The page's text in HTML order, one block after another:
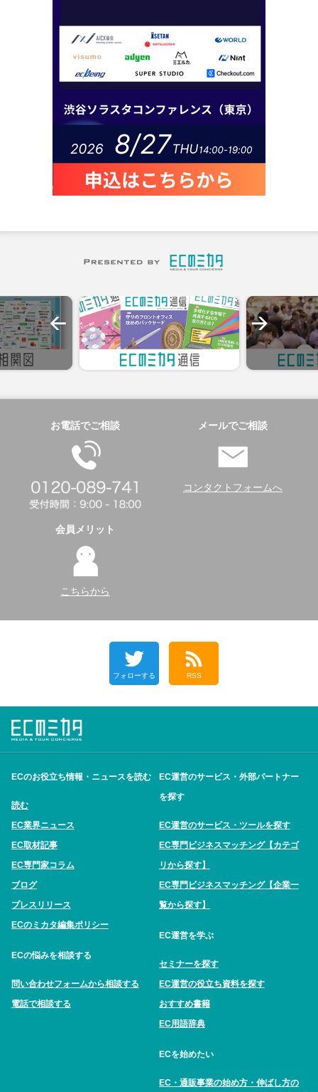
お電話でご相談 メールでご相談
コンタクトフォームへ
会員メリット
こちらから
フォローする RSS
ECのお役立ち情報・ニュースを読む
読む
EC業界ニュース
EC取材記事
EC専門家コラム
ブログ
プレスリリース
ECのミカタ編集ポリシー
ECの悩みを相談する
問い合わせフォームから相談する
電話で相談する
EC運営のサービス・外部パートナー
を探す
EC運営のサービス・ツールを探す
EC専門ビジネスマッチング【カテゴ
リから探す】
EC専門ビジネスマッチング【企業一
覧から探す】
EC運営を学ぶ
セミナーを探す
EC運営の役立ち資料を探す
おすすめ書籍
EC用語辞典
ECを始めたい
EC・通販事業の始め方・伸ばし方の